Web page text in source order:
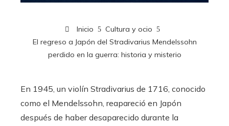
Inicio
Cultura y ocio
El regreso a Japón del Stradivarius Mendelssohn
perdido en la guerra: historia y misterio
En 1945, un violín Stradivarius de 1716, conocido
como el Mendelssohn, reapareció en Japón
después de haber desaparecido durante la